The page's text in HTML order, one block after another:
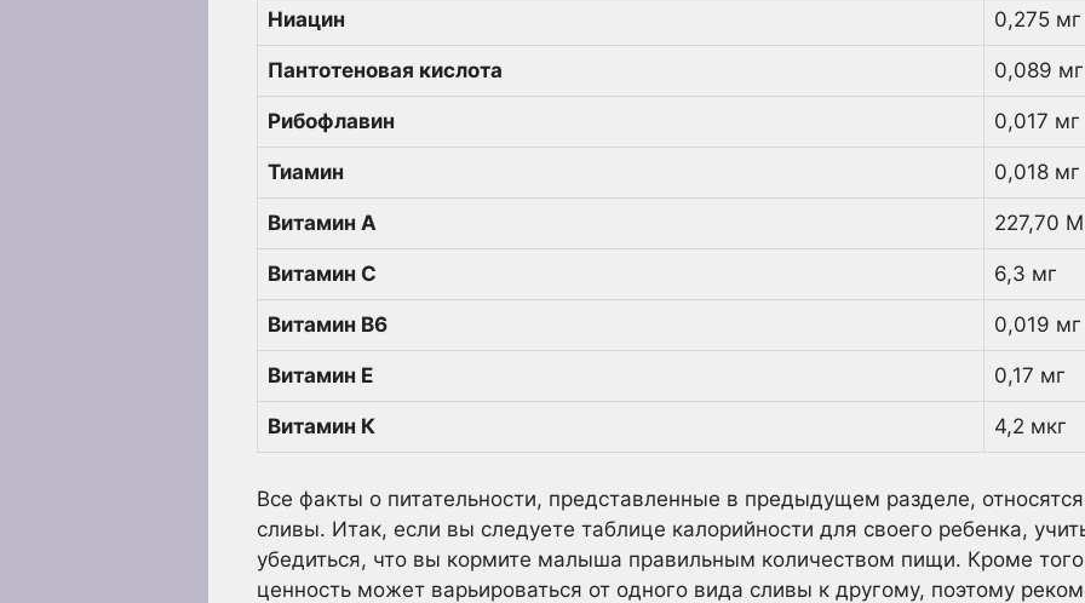
Ниацин 0,275 мг
Пантотеновая кислота 0,089 мг
Рибофлавин 0,017 мг
Тиамин 0,018 мг
Витамин А 227,70
Витамин С 6,3 мг
Витамин В6 0,019 мг
Витамин Е 0,17 мг
Витамин К 4,2 мкг
Все факты о питательности, представленные в предыдущем разделе,
сливы. Итак, если вы следуете таблице калорийности для своего ребенка,
убедиться, что вы кормите малыша правильным количеством пищи. Кроме
ценность может варьироваться от одного вида сливы к другому, поэтому